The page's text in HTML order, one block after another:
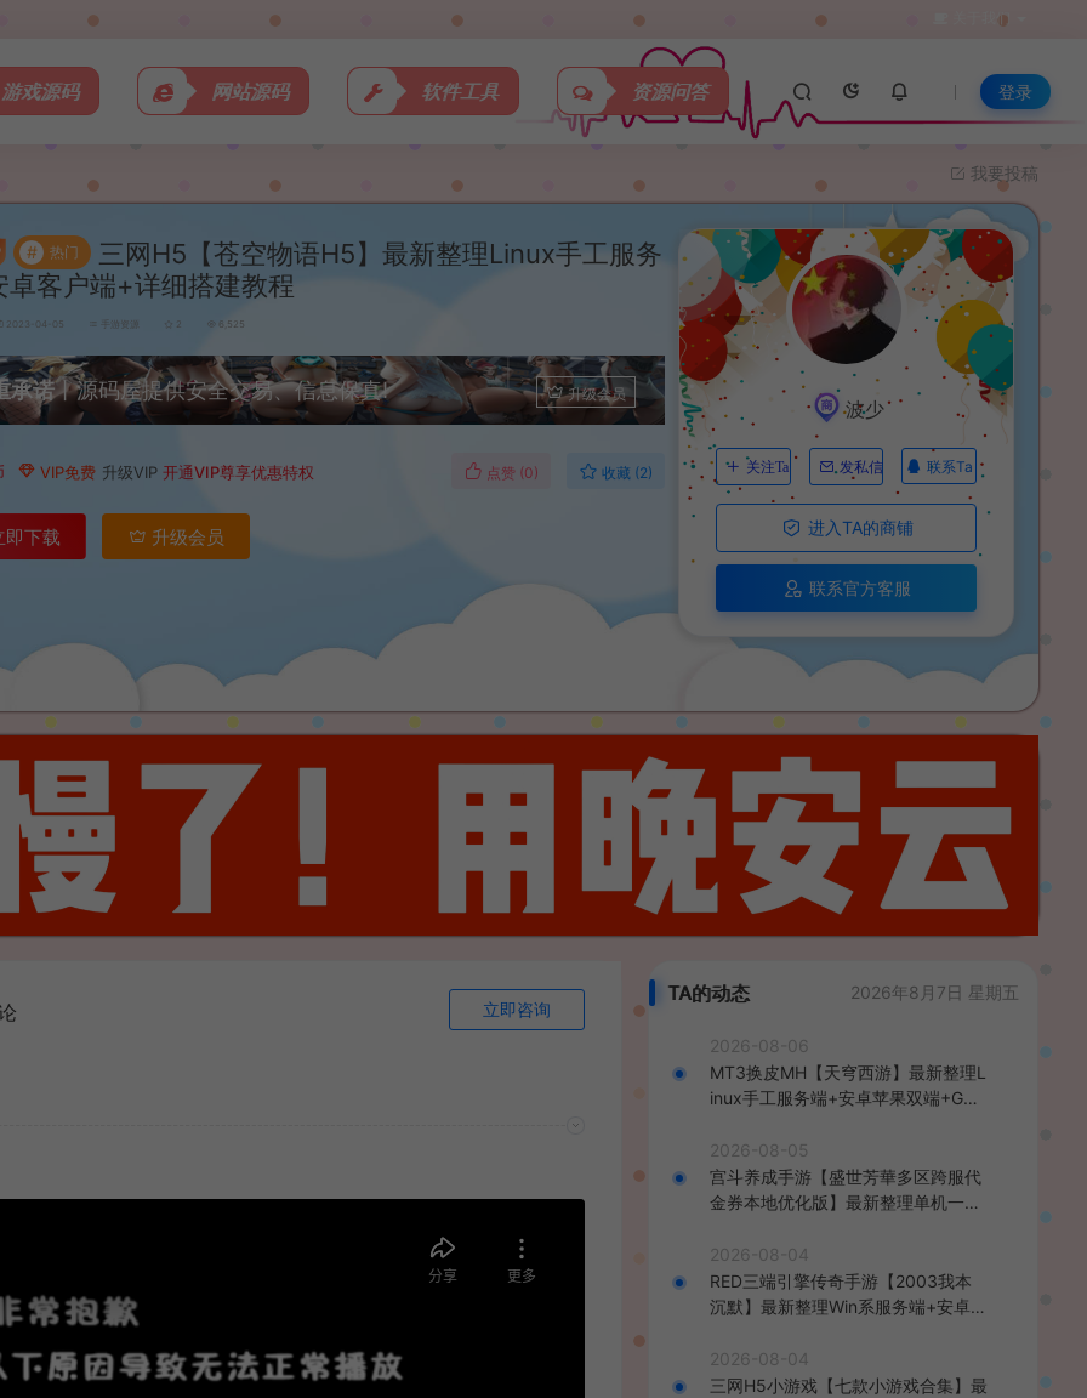
关于我们
游戏源码 网站源码 软件工具 资源问答 登录
我要投稿
# 热门
三网H5【苍空物语H5】最新整理Linux手工服务
卓客户端+详细搭建教程
2023-04-05 手游资源 2 6,525
承诺丨源码屋提供安全交易、信息保真! 升级会员
VIP免费 升级VIP 开通VIP尊享优惠特权 点赞 (0) 收藏 (2)
即下载 升级会员
波少
关注Ta 发私信 联系Ta
进入TA的商铺
联系官方客服
立即咨询
TA的动态 2026年8月7日 星期五
2026-08-06
MT3换皮MH【天穹西游】最新整理L
inux手工服务端+安卓苹果双端+GM
教程
2026-08-05
宫斗养成手游【盛世芳華多区跨服代
金券本地优化版】最新整理单机一键
后台+安卓+详细搭建教程
2026-08-04
RED三端引擎传奇手游【2003我本
沉默】最新整理Win系服务端+安卓苹
2026-08-04
三网H5小游戏【七款小游戏合集】最